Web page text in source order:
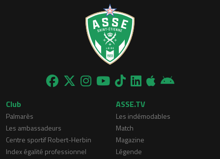
Club
Palmarès
Les ambassadeurs
Centre sportif Robert-Herbin
Index égalité professionnel
ASSE.TV
Les indémodables
Match
Magazine
Légende